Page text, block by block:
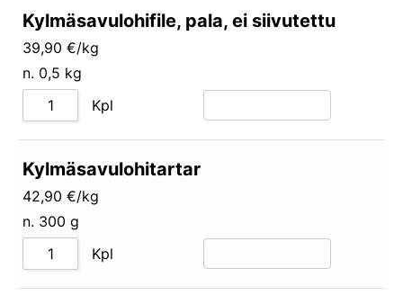
Kylmäsavulohifile, pala, ei siivutettu
39,90 €/kg
n. 0,5 kg
Kpl
Kylmäsavulohitartar
42,90 €/kg
n. 300 g
Kpl